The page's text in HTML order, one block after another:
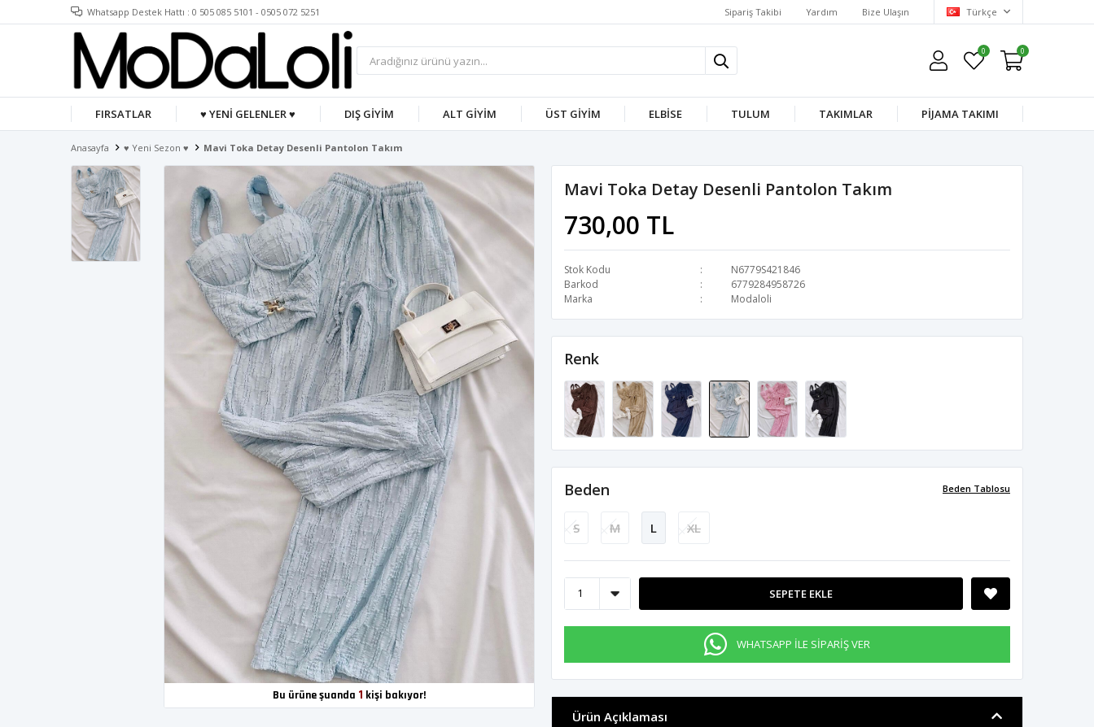
Whatsapp Destek Hattı : 0 505 085 5101 - 0505 072 5251 Sipariş Takibi Yardım Bize Ulaşın Türkçe
0 0
FIRSATLAR ♥ YENİ GELENLER ♥ DIŞ GİYİM ALT GİYİM ÜST GİYİM ELBİSE TULUM TAKIMLAR PİJAMA TAKIMI
Anasayfa ♥ Yeni Sezon ♥ Mavi Toka Detay Desenli Pantolon Takım
Bu ürüne şuanda 1 kişi bakıyor!
Mavi Toka Detay Desenli Pantolon Takım
730,00 TL
Stok Kodu
N6779S421846
Barkod
6779284958726
Marka
Modaloli
Renk
Beden Tablosu
Beden
S M L XL
SEPETE EKLE
WHATSAPP İLE SİPARİŞ VER
Ürün Açıklaması